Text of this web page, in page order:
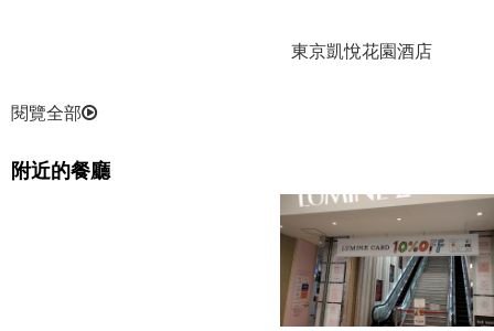
東京凱悅花園酒店
閱覽全部
附近的餐廳